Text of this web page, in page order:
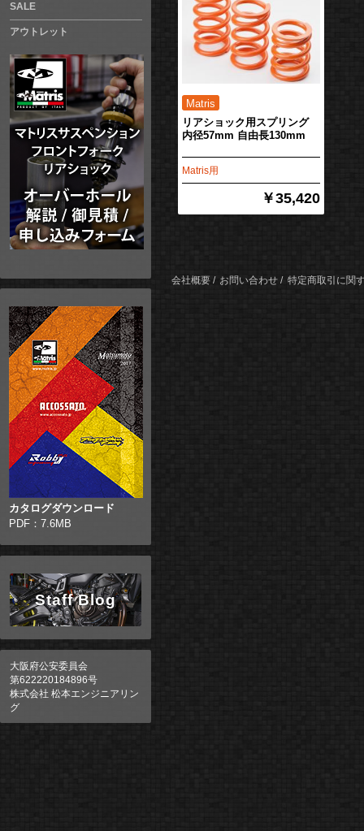
SALE
アウトレット
カタログダウンロード
PDF：7.6MB
Staff Blog
大阪府公安委員会
第622220184896号
株式会社 松本エンジニアリン
グ
リアショック用スプリング
内径57mm 自由長130mm
Matris用
￥35,420
会社概要 お問い合わせ 特定商取引に関